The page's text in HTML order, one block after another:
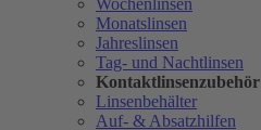
Wochenlinsen
Monatslinsen
Jahreslinsen
Tag- und Nachtlinsen
Kontaktlinsenzubehör
Linsenbehälter
Auf- & Absatzhilfen